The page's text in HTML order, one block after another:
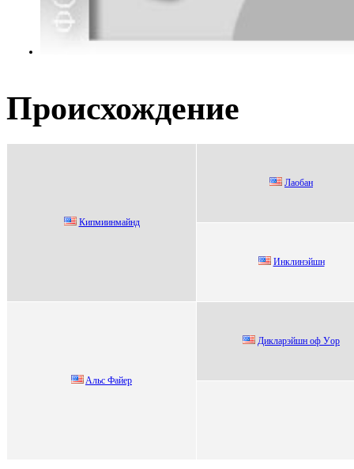
Происхождение
Кипмиинмaйнд
Лаобан
Инклинэйшн
Aльc Файeр
Диклаpэйшн oф Уop